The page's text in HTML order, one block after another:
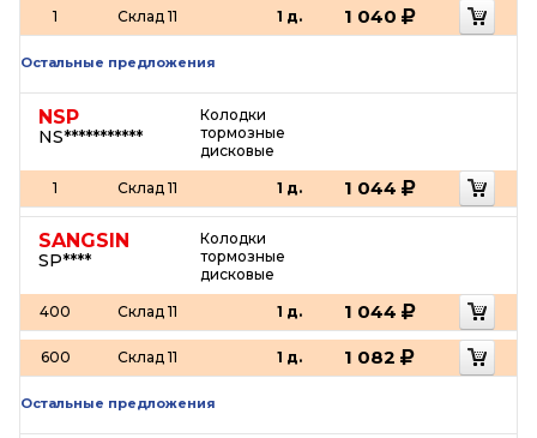
1 Склад 11 1 д. 1 040
Остальные предложения
NSP
NS***********
Колодки
тормозные
дисковые
1 Склад 11 1 д. 1 044
SANGSIN
SP****
Колодки
тормозные
дисковые
400 Склад 11 1 д. 1 044
600 Склад 11 1 д. 1 082
Остальные предложения